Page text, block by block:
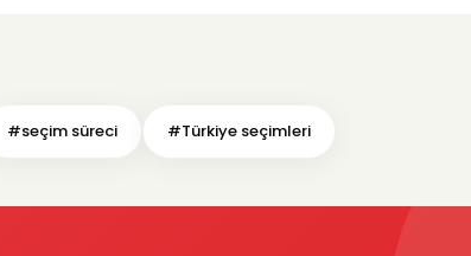
#seçim süreci #Türkiye seçimleri